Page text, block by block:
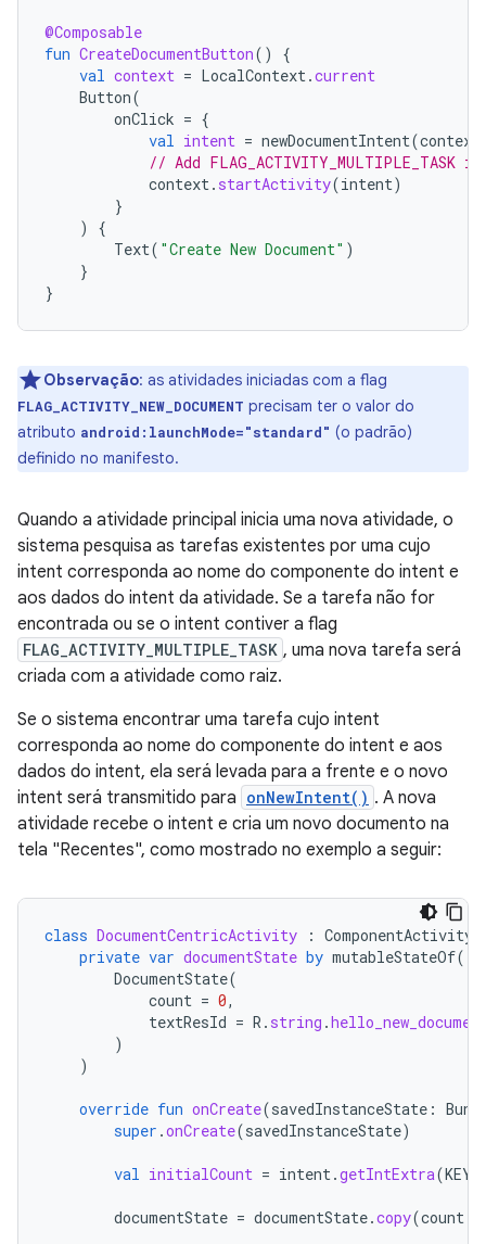
@Composable
fun CreateDocumentButton()
{
val context = LocalContext .current
Button(
onClick = {
val intent = newDocumentIntent(context
// Add
context . startActivity(intent)
}
)
{
Text( "Create New Document" )
}
}
Observação: as atividades iniciadas com a flag
FLAG_ACTIVITY_NEW_DOCUMENT precisam ter o valor do
atributo android:launchMode="standard" (o padrão)
definido no manifesto.
Quando a atividade principal inicia uma nova atividade, o
sistema pesquisa as tarefas existentes por uma cujo
intent corresponda ao nome do componente do intent e
aos dados do intent da atividade. Se a tarefa não for
encontrada ou se o intent contiver a flag
FLAG_ACTIVITY_MULTIPLE_TASK , uma nova tarefa será
criada com a atividade como raiz.
Se o sistema encontrar uma tarefa cujo intent
corresponda ao nome do componente do intent e aos
dados do intent, ela será levada para a frente e o novo
intent será transmitido para onNewIntent() . A nova
atividade recebe o intent e cria um novo documento na
tela "Recentes", como mostrado no exemplo a seguir:
class DocumentCentricActivity : ComponentActivity
private var documentState by mutableStateOf(
DocumentState(
count = 0,
textResId = R . string .
)
)
override fun onCreate(savedInstanceState :
super .onCreate(savedInstanceState)
val initialCount = intent .getIntExtra(
documentState = documentState.copy(count